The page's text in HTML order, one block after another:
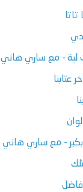
- مع ساري هاني
عتابنا
- مع ساري هاني
فاضل